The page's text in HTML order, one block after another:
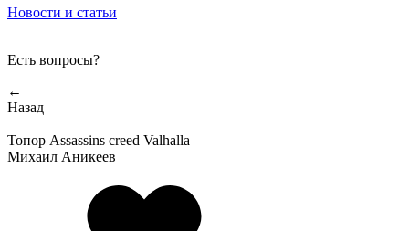
Новости и статьи
Есть вопросы?
←
Назад
Топор Assassins creed Valhalla
Михаил Аникеев